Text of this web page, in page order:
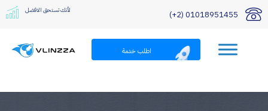
01018951455 (2+) لأنك تستحق الافضل
اطلب خدمة